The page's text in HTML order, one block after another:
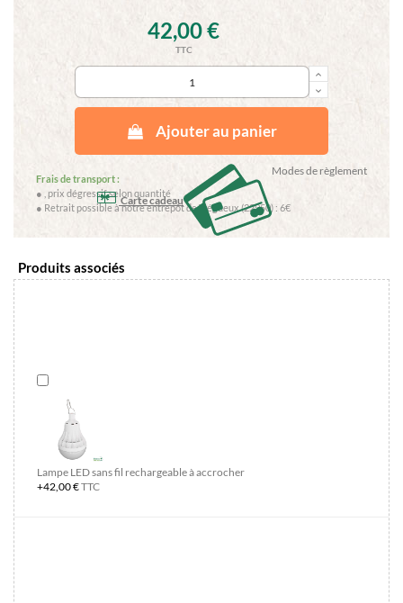
42,00 €
TTC
keyboard_arrow_up
keyboard_arrow_down
Ajouter au panier
Carte cadeau
Modes de règlement
Frais de transport :
● , prix dégressif selon quantité
● Retrait possible à notre entrepôt de Trégueux (22950) : 6€
Produits associés
Lampe LED sans fil rechargeable à accrocher
+42,00 €TTC